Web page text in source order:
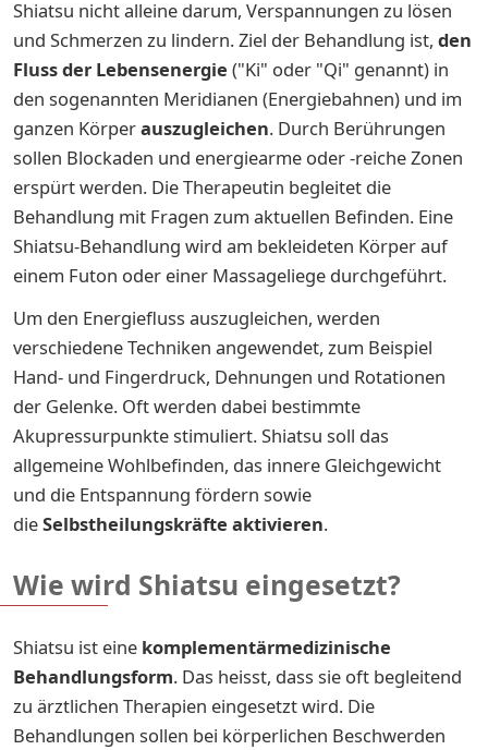
Shiatsu nicht alleine darum, Verspannungen zu lösen
und Schmerzen zu lindern. Ziel der Behandlung ist, den
Fluss der Lebensenergie ("Ki" oder "Qi" genannt) in
den sogenannten Meridianen (Energiebahnen) und im
ganzen Körperauszugleichen. Durch Berührungen
sollen Blockaden und energiearme oder -reiche Zonen
erspürt werden. Die Therapeutin begleitet die
Behandlung mit Fragen zum aktuellen Befinden. Eine
Shiatsu-Behandlung wird am bekleideten Körper auf
einem Futon oder einer Massageliege durchgeführt.
Um den Energiefluss auszugleichen, werden
verschiedene Techniken angewendet, zum Beispiel
Hand- und Fingerdruck, Dehnungen und Rotationen
der Gelenke. Oft werden dabei bestimmte
Akupressurpunkte stimuliert. Shiatsu soll das
allgemeine Wohlbefinden, das innere Gleichgewicht
und die Entspannung fördern sowie
dieSelbstheilungskräfte aktivieren.
Wie wird Shiatsu eingesetzt?
Shiatsu ist eine komplementärmedizinische
Behandlungsform. Das heisst, dass sie oft begleitend
zu ärztlichen Therapien eingesetzt wird. Die
Behandlungen sollen bei körperlichen Beschwerden